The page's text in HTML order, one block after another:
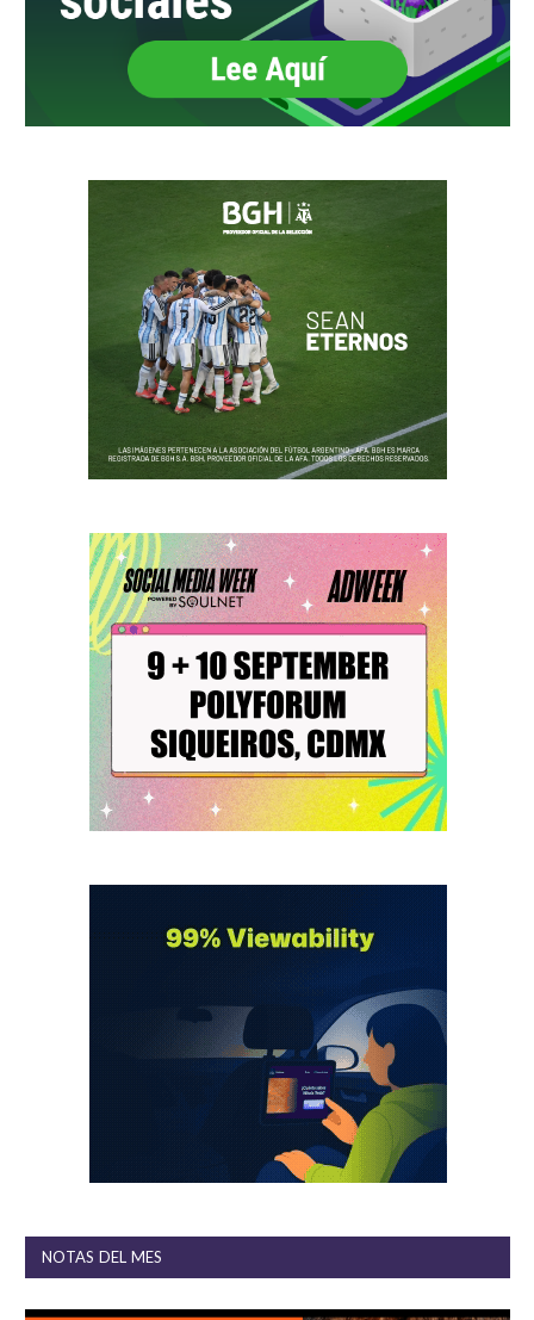
NOTAS DEL MES